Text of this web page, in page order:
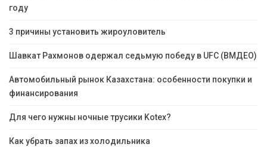
году
3 причины установить жироуловитель
Шавкат Рахмонов одержал седьмую победу в UFC (ВМДЕО)
Автомобильный рынок Казахстана: особенности покупки и
финансирования
Для чего нужны ночные трусики Kotex?
Как убрать запах из холодильника